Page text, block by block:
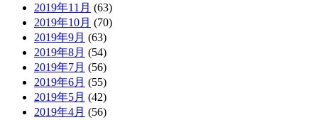
2019年11月 (63)
2019年10月 (70)
2019年9月 (63)
2019年8月 (54)
2019年7月 (56)
2019年6月 (55)
2019年5月 (42)
2019年4月 (56)